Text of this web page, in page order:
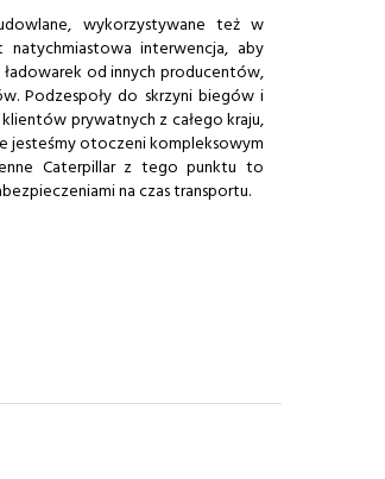
wykorzystywane też w
interwencja, aby
od innych producentów,
Podzespoły do skrzyni biegów i
prywatnych z całego kraju,
jesteśmy otoczeni kompleksowym
Caterpillar z tego punktu to
na czas transportu.